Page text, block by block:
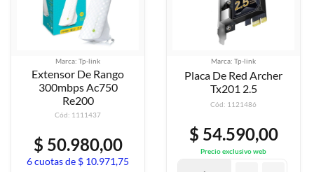
Marca: Tp-link
Extensor De Rango
300mbps Ac750
Re200
Cód: 1111437
$ 50.980,00
6 cuotas de $ 10.971,75
Marca: Tp-link
Placa De Red Archer
Tx201 2.5
Cód: 1121486
$ 54.590,00
Precio exclusivo web